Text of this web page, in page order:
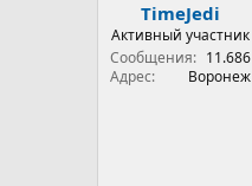
TimeJedi
Активный участник
Сообщения
11.686
Адрес
Воронеж